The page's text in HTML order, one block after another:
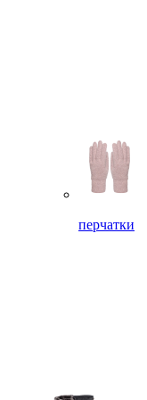
перчатки